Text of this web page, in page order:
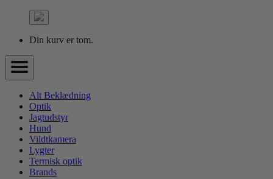
Din kurv er tom.
Alt Beklædning
Optik
Jagtudstyr
Hund
Vildtkamera
Lygter
Termisk optik
Brands